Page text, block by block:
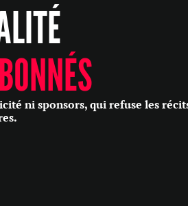
SANTÉ
PHILOSOPHIE
CULTURE
SOCIÉTÉ
ni sponsors, qui refuse les